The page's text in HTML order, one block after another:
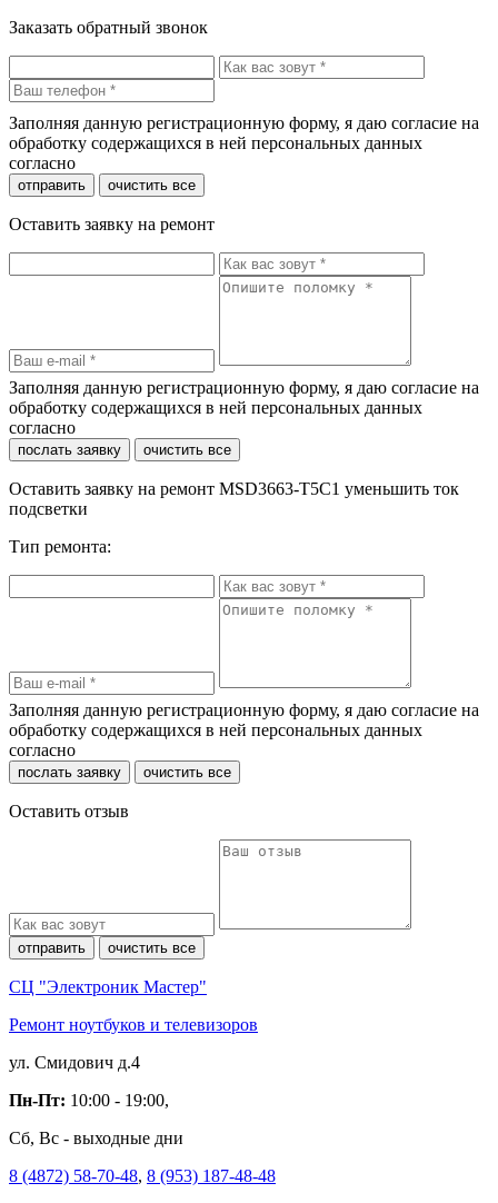
Заказать обратный звонок
Заполняя данную регистрационную форму, я даю согласие на
обработку содержащихся в ней персональных данных
согласно
отправить очистить все
Оставить заявку на ремонт
Заполняя данную регистрационную форму, я даю согласие на
обработку содержащихся в ней персональных данных
согласно
послать заявку очистить все
Оставить заявку на ремонт MSD3663-T5C1 уменьшить ток
подсветки
Тип ремонта:
Заполняя данную регистрационную форму, я даю согласие на
обработку содержащихся в ней персональных данных
согласно
послать заявку очистить все
Оставить отзыв
отправить очистить все
СЦ "Электроник Мастер"
Ремонт ноутбуков и телевизоров
ул. Смидович д.4
Пн-Пт: 10:00 - 19:00,
Сб, Вс - выходные дни
8 (4872) 58-70-48, 8 (953) 187-48-48